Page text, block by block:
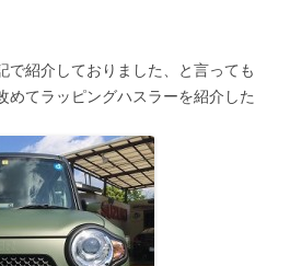
で紹介しておりました、と言っても
めてラッピングハスラーを紹介した